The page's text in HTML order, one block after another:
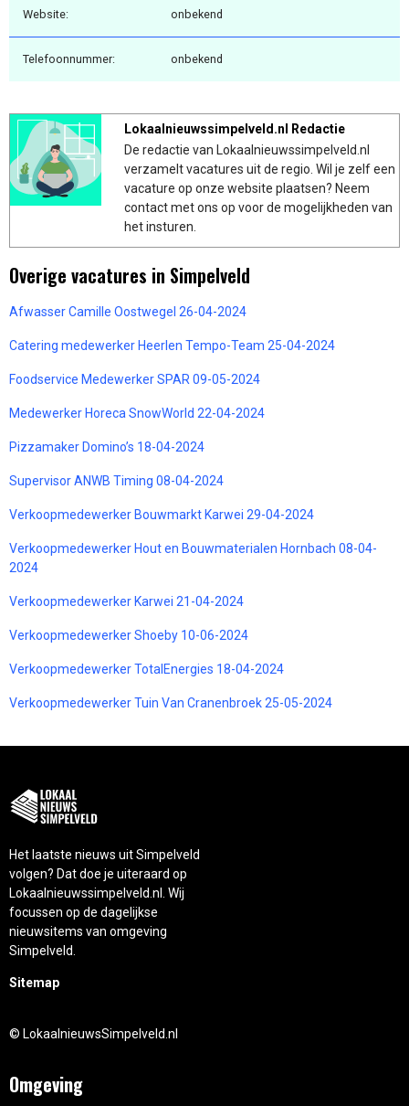
Website: onbekend
Telefoonnummer: onbekend
Lokaalnieuwssimpelveld.nl Redactie
De redactie van Lokaalnieuwssimpelveld.nl
verzamelt vacatures uit de regio. Wil je zelf een
vacature op onze website plaatsen? Neem
contact met ons op voor de mogelijkheden van
het insturen.
Overige vacatures in Simpelveld
Afwasser Camille Oostwegel 26-04-2024
Catering medewerker Heerlen Tempo-Team 25-04-2024
Foodservice Medewerker SPAR 09-05-2024
Medewerker Horeca SnowWorld 22-04-2024
Pizzamaker Domino’s 18-04-2024
Supervisor ANWB Timing 08-04-2024
Verkoopmedewerker Bouwmarkt Karwei 29-04-2024
Verkoopmedewerker Hout en Bouwmaterialen Hornbach 08-04-
2024
Verkoopmedewerker Karwei 21-04-2024
Verkoopmedewerker Shoeby 10-06-2024
Verkoopmedewerker TotalEnergies 18-04-2024
Verkoopmedewerker Tuin Van Cranenbroek 25-05-2024
Het laatste nieuws uit Simpelveld
volgen? Dat doe je uiteraard op
Lokaalnieuwssimpelveld.nl. Wij
focussen op de dagelijkse
nieuwsitems van omgeving
Simpelveld.
Sitemap
© LokaalnieuwsSimpelveld.nl
Omgeving